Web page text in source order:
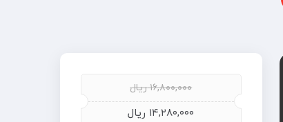
۱۶,۸۰۰,۰۰۰ ریال
۱۴,۲۸۰,۰۰۰ ریال